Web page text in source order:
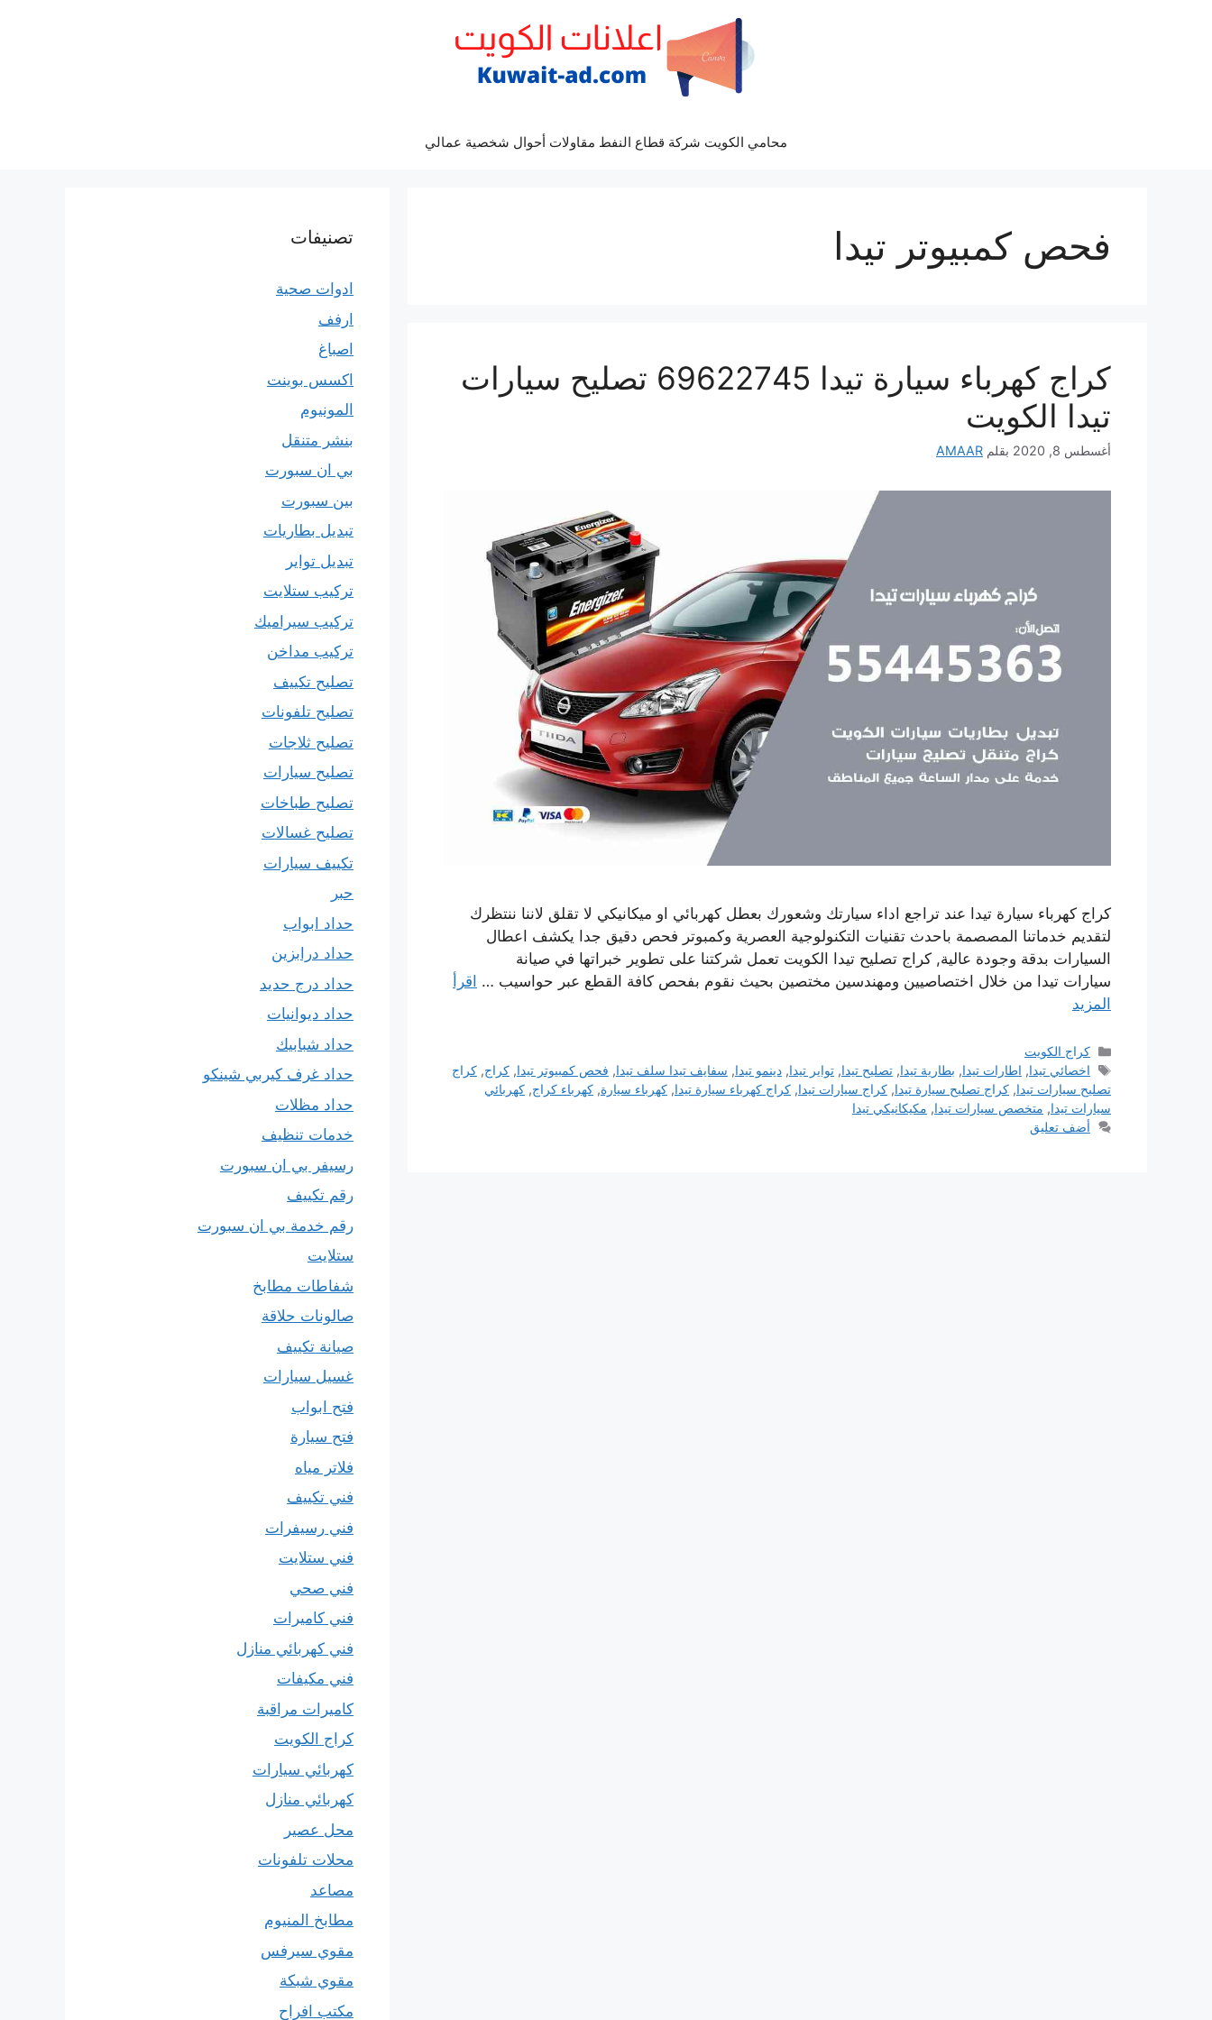
محامي الكويت شركة قطاع النفط مقاولات أحوال شخصية عمالي
فحص كمبيوتر تيدا
كراج كهرباء سيارة تيدا 69622745 تصليح سيارات
تيدا الكويت
أغسطس 8, 2020 بقلم AMAAR
كراج كهرباء سيارة تيدا عند تراجع اداء سيارتك وشعورك بعطل كهربائي او ميكانيكي لا تقلق لاننا ننتظرك
لتقديم خدماتنا المصصمة باحدث تقنيات التكنولوجية العصرية وكمبوتر فحص دقيق جدا يكشف اعطال
السيارات بدقة وجودة عالية, كراج تصليح تيدا الكويت تعمل شركتنا على تطوير خبراتها في صيانة
سيارات تيدا من خلال اختصاصيين ومهندسين مختصين بحيث نقوم بفحص كافة القطع عبر حواسيب … اقرأ
المزيد
التصنيفات
كراج الكويت
الوسوم
اخصائي تيدا, اطارات تيدا, بطارية تيدا,تصليح تيدا,تواير تيدا,دينمو تيدا, سفايف تيدا سلف تيدا, فحص كمبيوتر تيدا,كراج,كراج
تصليح سيارات تيدا, كراج تصليح سيارة تيدا, كراج سيارات تيدا, كراج كهرباء سيارة تيدا, كهرباء سيارة, كهرباء كراج, كهربائي
سيارات تيدا, متخصص سيارات تيدا, مكيكانيكي تيدا
أضف تعليق
تصنيفات
ادوات صحية
ارفف
اصباغ
اكسس بوينت
المونيوم
بنشر متنقل
بي ان سبورت
بين سبورت
تبديل بطاريات
تبديل تواير
تركيب ستلايت
تركيب سيراميك
تركيب مداخن
تصليح تكييف
تصليح تلفونات
تصليح ثلاجات
تصليح سيارات
تصليح طباخات
تصليح غسالات
تكييف سيارات
حبر
حداد ابواب
حداد درابزين
حداد درج حديد
حداد ديوانيات
حداد شبابيك
حداد غرف كيربي شينكو
حداد مظلات
خدمات تنظيف
رسيفر بي ان سبورت
رقم تكييف
رقم خدمة بي ان سبورت
ستلايت
شفاطات مطابخ
صالونات حلاقة
صيانة تكييف
غسيل سيارات
فتح ابواب
فتح سيارة
فلاتر مياه
فني تكييف
فني رسيفرات
فني ستلايت
فني صحي
فني كاميرات
فني كهربائي منازل
فني مكيفات
كاميرات مراقبة
كراج الكويت
كهربائي سيارات
كهربائي منازل
محل عصير
محلات تلفونات
مصاعد
مطابخ المنيوم
مقوي سيرفس
مقوي شبكة
مكتب افراح